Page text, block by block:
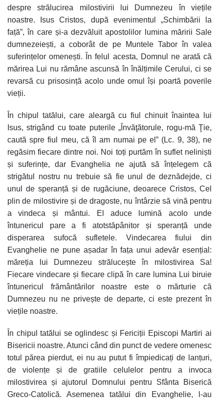
despre strălucirea milostivirii lui Dumnezeu în viețile
noastre. Isus Cristos, după evenimentul „Schimbării la
față”, în care și-a dezvăluit apostolilor lumina măririi Sale
dumnezeiești, a coborât de pe Muntele Tabor în valea
suferințelor omenești. În felul acesta, Domnul ne arată că
mărirea Lui nu rămâne ascunsă în înălțimile Cerului, ci se
revarsă cu prisosință acolo unde omul își poartă poverile
vieții.
În chipul tatălui, care aleargă cu fiul chinuit înaintea lui
Isus, strigând cu toate puterile „Învăţătorule, rogu-mă Ţie,
caută spre fiul meu, că îl am numai pe el” (Lc. 9, 38), ne
regăsim fiecare dintre noi. Noi toți purtăm în suflet neliniști
și suferințe, dar Evanghelia ne ajută să înțelegem că
strigătul nostru nu trebuie să fie unul de deznădejde, ci
unul de speranță și de rugăciune, deoarece Cristos, Cel
plin de milostivire și de dragoste, nu întârzie să vină pentru
a vindeca și mântui. El aduce lumină acolo unde
întunericul pare a fi atotstăpânitor și speranță unde
disperarea sufocă sufletele. Vindecarea fiului din
Evanghelie ne pune așadar în fața unui adevăr esențial:
măreția lui Dumnezeu strălucește în milostivirea Sa!
Fiecare vindecare și fiecare clipă în care lumina Lui biruie
întunericul frământărilor noastre este o mărturie că
Dumnezeu nu ne privește de departe, ci este prezent în
viețile noastre.
În chipul tatălui se oglindesc și Fericiții Episcopi Martiri ai
Bisericii noastre. Atunci când din punct de vedere omenesc
totul părea pierdut, ei nu au putut fi împiedicați de lanțuri,
de violențe și de gratiile celulelor pentru a invoca
milostivirea și ajutorul Domnului pentru Sfânta Biserică
Greco-Catolică. Asemenea tatălui din Evanghelie, l-au